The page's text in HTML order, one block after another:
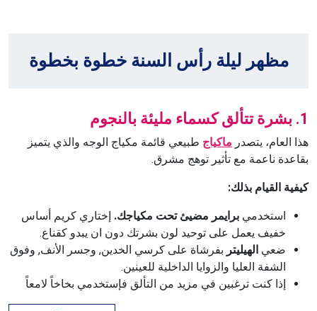
مظهر ليلة رأس السنة خطوة بخطوة
1. بشرة تتألق كسماء مليئة بالنجوم
هذا العام، يتصدر ماكياج طبيعي قائمة مكياج الوجه والذي يتميز
بقاعدة ناعمة مع تأثير توهج مشرق.
كيفية القيام بذلك:
استخدمي برايمر مضيئ تحت مكياجك. إختاري كريم أساس
خفيف يعمل على توحيد لون بشرتك دون ان يبدو كقناع.
ضعي الهيليتر بفرشاة على كرسي الخدين, وجسر الأنف, وفوق
الشفة العليا والزوايا الداخلية للعينين.
إذا كنت ترغبين في مزيد من التألق فإستخدمي بخاخاً لامعاً